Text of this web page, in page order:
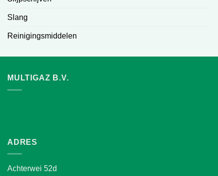
Slang
Reinigingsmiddelen
MULTIGAZ B.V.
ADRES
Achterwei 52d